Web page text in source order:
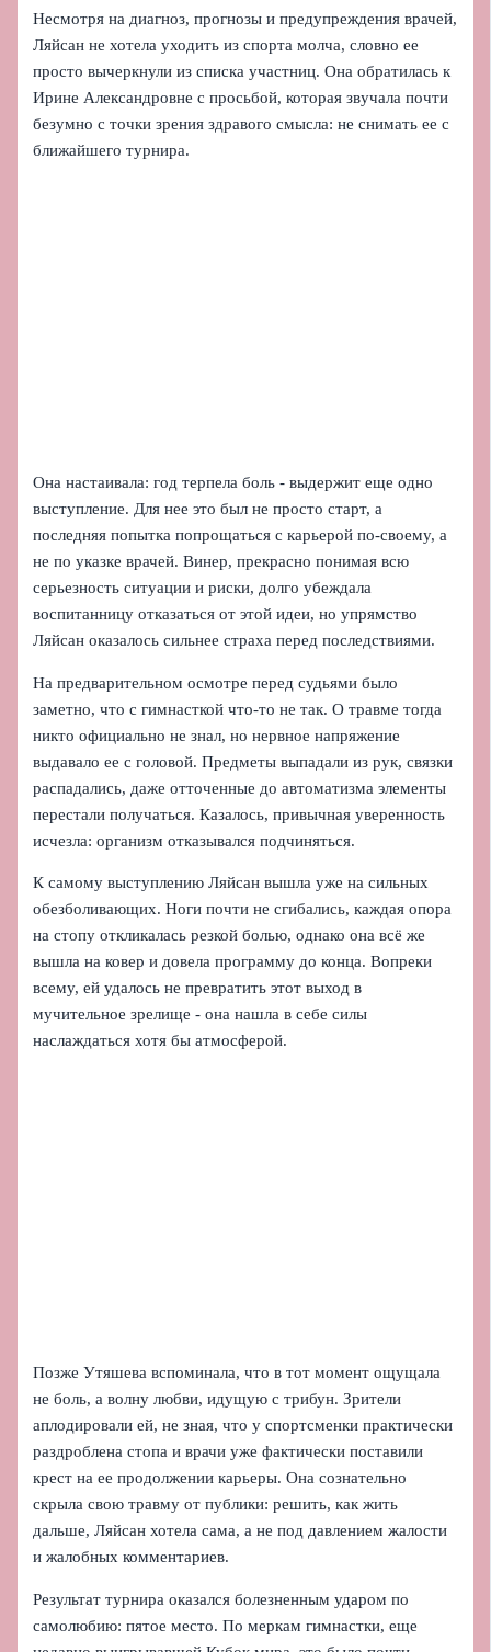
Несмотря на диагноз, прогнозы и предупреждения врачей,
Ляйсан не хотела уходить из спорта молча, словно ее
просто вычеркнули из списка участниц. Она обратилась к
Ирине Александровне с просьбой, которая звучала почти
безумно с точки зрения здравого смысла: не снимать ее с
ближайшего турнира.
Она настаивала: год терпела боль - выдержит еще одно
выступление. Для нее это был не просто старт, а
последняя попытка попрощаться с карьерой по‑своему, а
не по указке врачей. Винер, прекрасно понимая всю
серьезность ситуации и риски, долго убеждала
воспитанницу отказаться от этой идеи, но упрямство
Ляйсан оказалось сильнее страха перед последствиями.
На предварительном осмотре перед судьями было
заметно, что с гимнасткой что‑то не так. О травме тогда
никто официально не знал, но нервное напряжение
выдавало ее с головой. Предметы выпадали из рук, связки
распадались, даже отточенные до автоматизма элементы
перестали получаться. Казалось, привычная уверенность
исчезла: организм отказывался подчиняться.
К самому выступлению Ляйсан вышла уже на сильных
обезболивающих. Ноги почти не сгибались, каждая опора
на стопу откликалась резкой болью, однако она всё же
вышла на ковер и довела программу до конца. Вопреки
всему, ей удалось не превратить этот выход в
мучительное зрелище - она нашла в себе силы
наслаждаться хотя бы атмосферой.
Позже Утяшева вспоминала, что в тот момент ощущала
не боль, а волну любви, идущую с трибун. Зрители
аплодировали ей, не зная, что у спортсменки практически
раздроблена стопа и врачи уже фактически поставили
крест на ее продолжении карьеры. Она сознательно
скрыла свою травму от публики: решить, как жить
дальше, Ляйсан хотела сама, а не под давлением жалости
и жалобных комментариев.
Результат турнира оказался болезненным ударом по
самолюбию: пятое место. По меркам гимнастки, еще